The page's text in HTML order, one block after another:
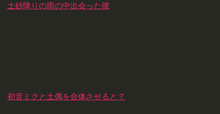
土砂降りの雨の中出会った彼
初音ミクと土偶を合体させると？